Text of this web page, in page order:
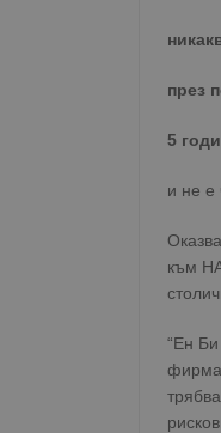
през
5
и не е
към
“Ен
фирма